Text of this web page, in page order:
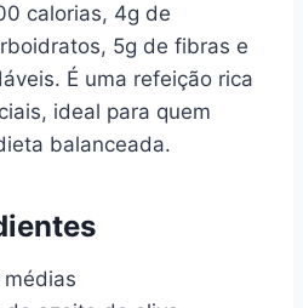
calorias, 4g de
5g de fibras e
É uma refeição rica
ideal para quem
balanceada.